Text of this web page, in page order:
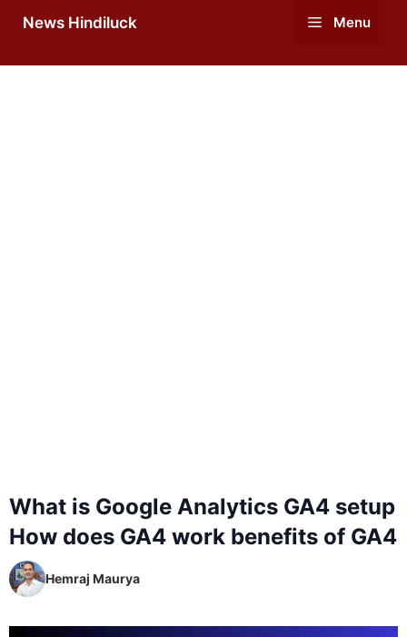
News Hindiluck Menu
What is Google Analytics GA4 setup
How does GA4 work benefits of GA4
Hemraj Maurya